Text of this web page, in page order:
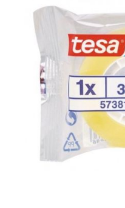
galería
imágenes